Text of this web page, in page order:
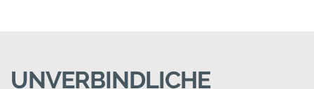
UNVERBINDLICHE